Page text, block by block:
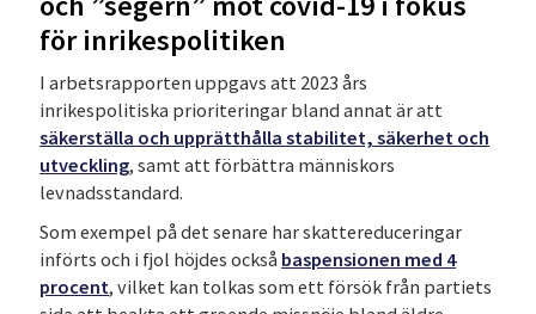
för inrikespolitiken
I arbetsrapporten uppgavs att 2023 års
inrikespolitiska prioriteringar bland annat är att
säkerställa och upprätthålla stabilitet, säkerhet och
utveckling, samt att förbättra människors
levnadsstandard.
Som exempel på det senare har skattereduceringar
införts och i fjol höjdes också baspensionen med 4
procent, vilket kan tolkas som ett försök från partiets